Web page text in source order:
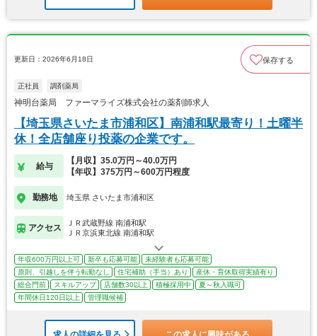
更新日：2026年6月18日 保存する
正社員 調剤薬局
神明台薬局 ファーマライズ株式会社の薬剤師求人
【埼玉県さいたま市浦和区】南浦和駅最寄り！土曜半
休！全店舗座り投薬の企業です。
給与
【月収】35.0万円～40.0万円
【年収】375万円～600万円程度
勤務地 埼玉県 さいたま市浦和区
アクセス
ＪＲ武蔵野線 南浦和駅
ＪＲ京浜東北線 南浦和駅
年収600万円以上可 新卒も応募可能
未経験者も応募可能
原則、引越しを伴う転勤なし
住宅補助（手当）あり
産休・育休取得実績有り
総合門前
スキルアップ 店舗数30以上 積極採用中
夏～秋入職可
年間休日120日以上
管理職候補